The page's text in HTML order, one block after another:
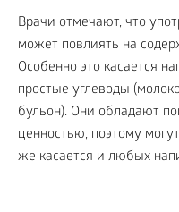
Врачи отмечают, что
может повлиять на
Особенно это касается
простые углеводы
бульон). Они обладают
ценностью, поэтому
же касается и любых